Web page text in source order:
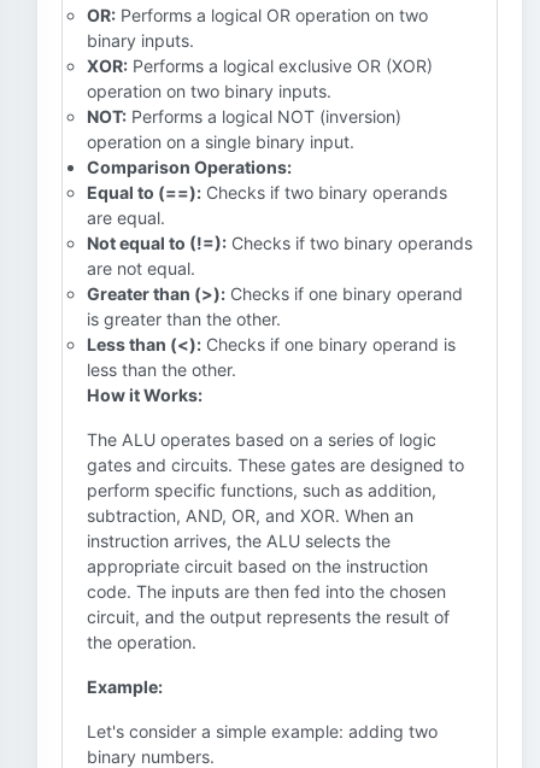
OR: Performs a logical OR operation on two
binary inputs.
XOR: Performs a logical exclusive OR (XOR)
operation on two binary inputs.
NOT: Performs a logical NOT (inversion)
operation on a single binary input.
Comparison Operations:
Equal to (==): Checks if two binary operands
are equal.
Not equal to (!=): Checks if two binary operands
are not equal.
Greater than (>): Checks if one binary operand
is greater than the other.
Less than (<): Checks if one binary operand is
less than the other.
How it Works:
The ALU operates based on a series of logic
gates and circuits. These gates are designed to
perform specific functions, such as addition,
subtraction, AND, OR, and XOR. When an
instruction arrives, the ALU selects the
appropriate circuit based on the instruction
code. The inputs are then fed into the chosen
circuit, and the output represents the result of
the operation.
Example:
Let's consider a simple example: adding two
binary numbers.